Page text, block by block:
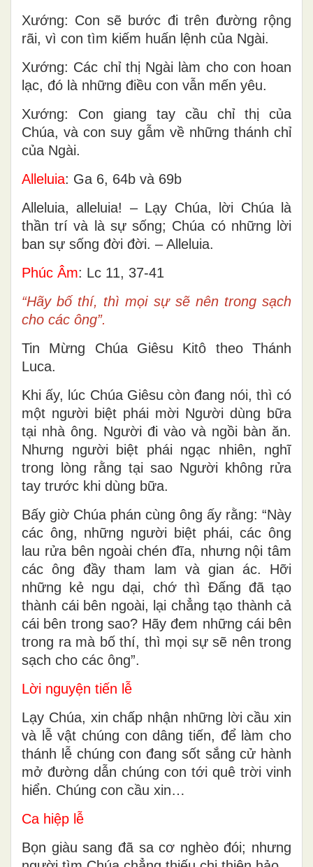
Xướng: Con sẽ bước đi trên đường rộng
rãi, vì con tìm kiếm huấn lệnh của Ngài.
Xướng: Các chỉ thị Ngài làm cho con hoan
lạc, đó là những điều con vẫn mến yêu.
Xướng: Con giang tay cầu chỉ thị của
Chúa, và con suy gẫm về những thánh chỉ
của Ngài.
Alleluia: Ga 6, 64b và 69b
Alleluia, alleluia! – Lạy Chúa, lời Chúa là
thần trí và là sự sống; Chúa có những lời
ban sự sống đời đời. – Alleluia.
Phúc Âm: Lc 11, 37-41
“Hãy bố thí, thì mọi sự sẽ nên trong sạch
cho các ông”.
Tin Mừng Chúa Giêsu Kitô theo Thánh
Luca.
Khi ấy, lúc Chúa Giêsu còn đang nói, thì có
một người biệt phái mời Người dùng bữa
tại nhà ông. Người đi vào và ngồi bàn ăn.
Nhưng người biệt phái ngạc nhiên, nghĩ
trong lòng rằng tại sao Người không rửa
tay trước khi dùng bữa.
Bấy giờ Chúa phán cùng ông ấy rằng: “Này
các ông, những người biệt phái, các ông
lau rửa bên ngoài chén đĩa, nhưng nội tâm
các ông đầy tham lam và gian ác. Hỡi
những kẻ ngu dại, chớ thì Ðấng đã tạo
thành cái bên ngoài, lại chẳng tạo thành cả
cái bên trong sao? Hãy đem những cái bên
trong ra mà bố thí, thì mọi sự sẽ nên trong
sạch cho các ông”.
Lời nguyện tiến lễ
Lạy Chúa, xin chấp nhận những lời cầu xin
và lễ vật chúng con dâng tiến, để làm cho
thánh lễ chúng con đang sốt sắng cử hành
mở đường dẫn chúng con tới quê trời vinh
hiển. Chúng con cầu xin…
Ca hiệp lễ
Bọn giàu sang đã sa cơ nghèo đói; nhưng